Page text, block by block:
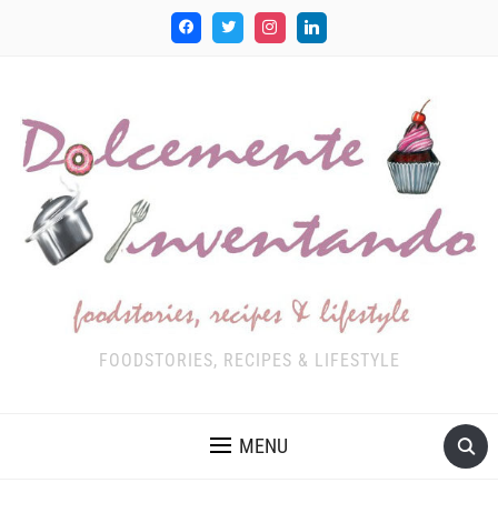
FOODSTORIES, RECIPES & LIFESTYLE
MENU